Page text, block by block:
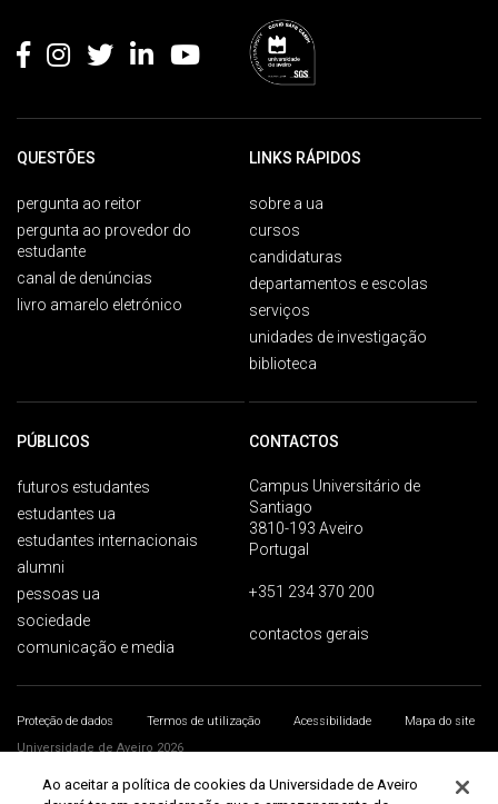
QUESTÕES
pergunta ao reitor
pergunta ao provedor do
estudante
canal de denúncias
livro amarelo eletrónico
LINKS RÁPIDOS
sobre a ua
cursos
candidaturas
departamentos e escolas
serviços
unidades de investigação
biblioteca
PÚBLICOS
futuros estudantes
estudantes ua
estudantes internacionais
alumni
pessoas ua
sociedade
comunicação e media
CONTACTOS
Campus Universitário de
Santiago
3810-193 Aveiro
Portugal
+351 234 370 200
contactos gerais
Proteção de dados Termos de utilização Acessibilidade
Mapa do site
Universidade de Aveiro 2026
Ao aceitar a política de cookies da Universidade de Aveiro